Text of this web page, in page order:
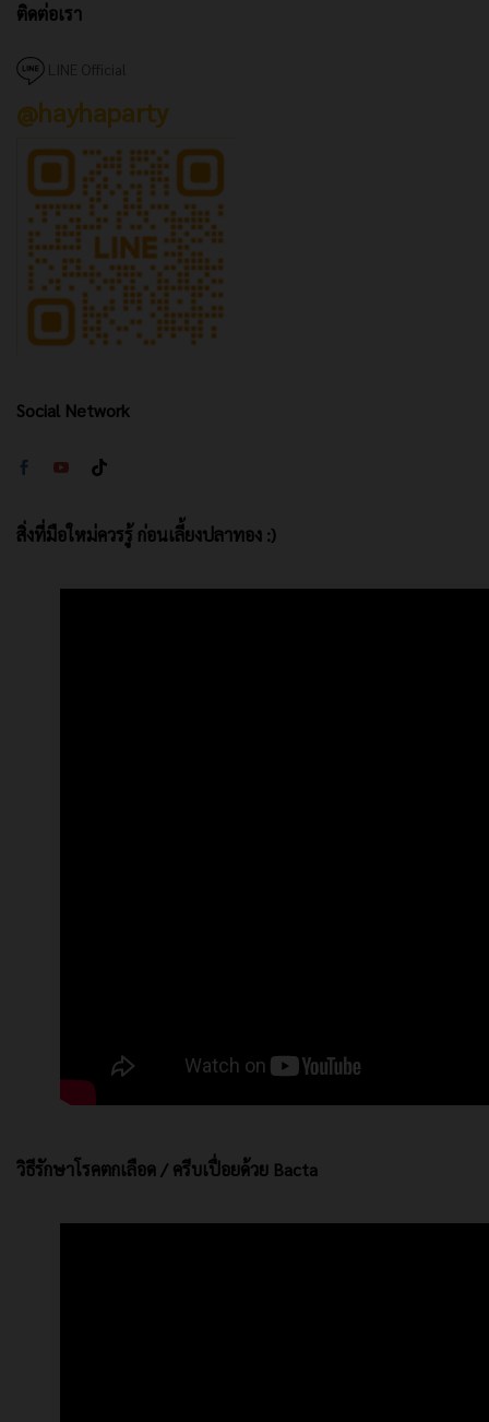
ติดต่อเรา
@hayhaparty
Social Network
สิ่งที่มือใหม่ควรรู้ ก่อนเลี้ยงปลาทอง :)
วิธีรักษาโรคตกเลือด / ครีบเปื่อยด้วย Bacta